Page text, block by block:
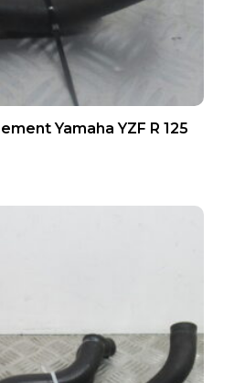
Yamaha YZF R 125